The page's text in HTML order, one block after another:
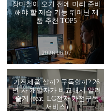
장마철이 오기 전에 미리 준비
해야 할 제습 기능 뛰어난 제
품 추천 TOP5
2026.06.07
가전제품 살까? 구독할까? 26
년 차 개발자가 비교해서 알려
줄게 (feat. LG전자 가전구독
서비스)